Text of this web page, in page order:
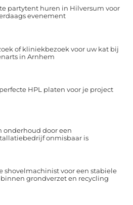
partytent huren in Hilversum voor
evenement
of kliniekbezoek voor uw kat bij
in Arnhem
HPL platen voor je project
onderhoud door een
onmisbaar is
shovelmachinist voor een stabiele
grondverzet en recycling